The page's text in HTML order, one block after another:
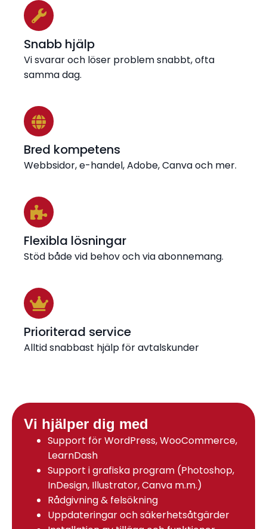
Snabb hjälp
Vi svarar och löser problem snabbt, ofta
samma dag.
Bred kompetens
Webbsidor, e-handel, Adobe, Canva och mer.
Flexibla lösningar
Stöd både vid behov och via abonnemang.
Prioriterad service
Alltid snabbast hjälp för avtalskunder
Vi hjälper dig med
Support för WordPress, WooCommerce,
LearnDash
Support i grafiska program (Photoshop,
InDesign, Illustrator, Canva m.m.)
Rådgivning & felsökning
Uppdateringar och säkerhetsåtgärder